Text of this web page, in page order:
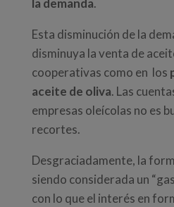
la demanda.
Esta disminución de la
disminuya la venta de
cooperativas como en los
aceite de oliva. Las
empresas oleícolas no es
recortes.
Desgraciadamente, la
siendo considerada un
con lo que el interés en